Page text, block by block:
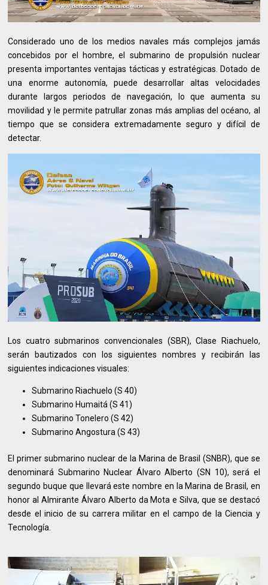
Considerado uno de los medios navales más complejos jamás
concebidos por el hombre, el submarino de propulsión nuclear
presenta importantes ventajas tácticas y estratégicas. Dotado de
una enorme autonomía, puede desarrollar altas velocidades
durante largos periodos de navegación, lo que aumenta su
movilidad y le permite patrullar zonas más amplias del océano, al
tiempo que se considera extremadamente seguro y difícil de
detectar.
Los cuatro submarinos convencionales (SBR), Clase Riachuelo,
serán bautizados con los siguientes nombres y recibirán las
siguientes indicaciones visuales:
Submarino Riachuelo (S 40)
Submarino Humaitá (S 41)
Submarino Tonelero (S 42)
Submarino Angostura (S 43)
El primer submarino nuclear de la Marina de Brasil (SNBR), que se
denominará Submarino Nuclear Álvaro Alberto (SN 10), será el
segundo buque que llevará este nombre en la Marina de Brasil, en
honor al Almirante Álvaro Alberto da Mota e Silva, que se destacó
desde el inicio de su carrera militar en el campo de la Ciencia y
Tecnología.